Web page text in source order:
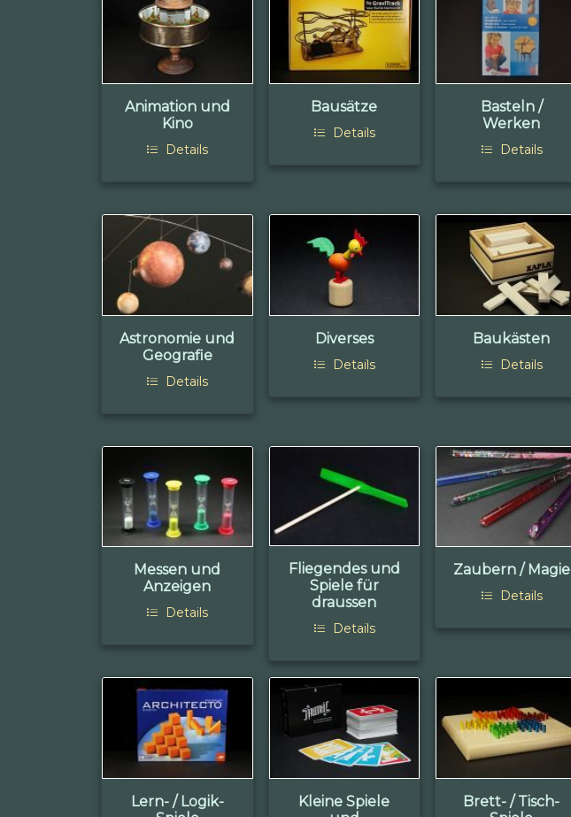
Animation und
Kino
Details
Bausätze
Details
Basteln /
Werken
Details
Astronomie und
Geografie
Details
Diverses
Details
Baukästen
Details
Messen und
Anzeigen
Details
Fliegendes und
Spiele für
draussen
Details
Zaubern / Magie
Details
Lern- / Logik-
Kleine Spiele
Brett- / Tisch-